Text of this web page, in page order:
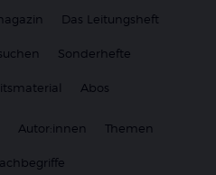
Das Leitungsheft
Sonderhefte
Abos
Autor:innen Themen